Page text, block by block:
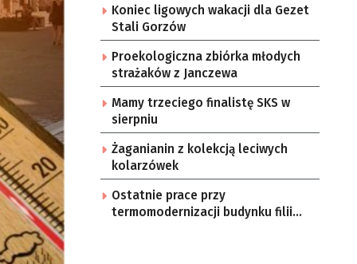
Koniec ligowych wakacji dla Gezet
Stali Gorzów
Proekologiczna zbiórka młodych
strażaków z Janczewa
Mamy trzeciego finalistę SKS w
sierpniu
Żaganianin z kolekcją leciwych
kolarzówek
Ostatnie prace przy
termomodernizacji budynku filii